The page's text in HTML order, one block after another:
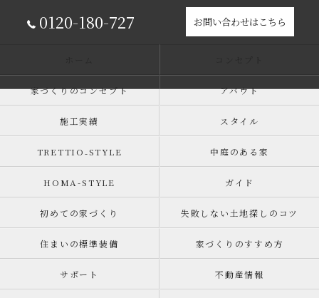
0120-180-727 お問い合わせはこちら
家づくりのコンセプト アバウト
施工実績 スタイル
TRETTIO₋STYLE 中庭のある家
HOMA-STYLE ガイド
初めての家づくり 失敗しない土地探しのコツ
住まいの標準装備 家づくりのすすめ方
サポート 不動産情報